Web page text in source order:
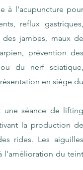
à l'acupuncture pour
reflux gastriques,
jambes, maux de
prévention des
du nerf sciatique,
en siège du
une séance de lifting
la production de
rides. Les aiguilles
l'amélioration du